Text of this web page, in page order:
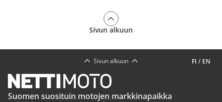
Sivun alkuun
FI / EN
Sivun alkuun
Suomen suosituin motojen markkinapaikka